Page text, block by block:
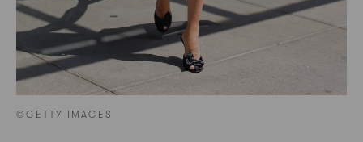
©GETTY IMAGES